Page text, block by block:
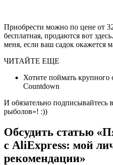
Приобрести можно по цене от
бесплатная, продаются вот
меня, если ваш садок окажется
ЧИТАЙТЕ ЕЩЕ
Хотите поймать крупного
Countdown
И обязательно подписывайтесь
рыболов»! :))
Обсудить статью
с AliExpress: мой
рекомендации»